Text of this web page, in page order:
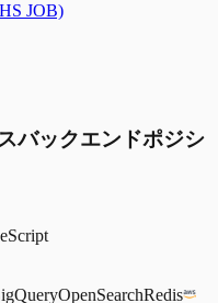
JOB)
バックエンドポジシ
OpenSearchRedis